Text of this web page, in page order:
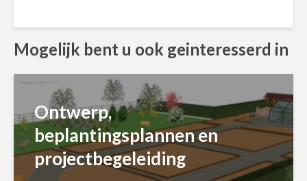
Mogelijk bent u ook geinteresserd in
Ontwerp,
beplantingsplannen en
projectbegeleiding